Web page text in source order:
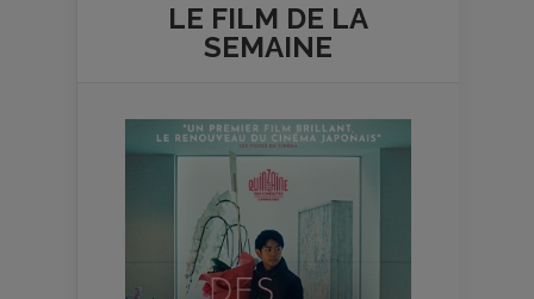
LE FILM DE LA
SEMAINE